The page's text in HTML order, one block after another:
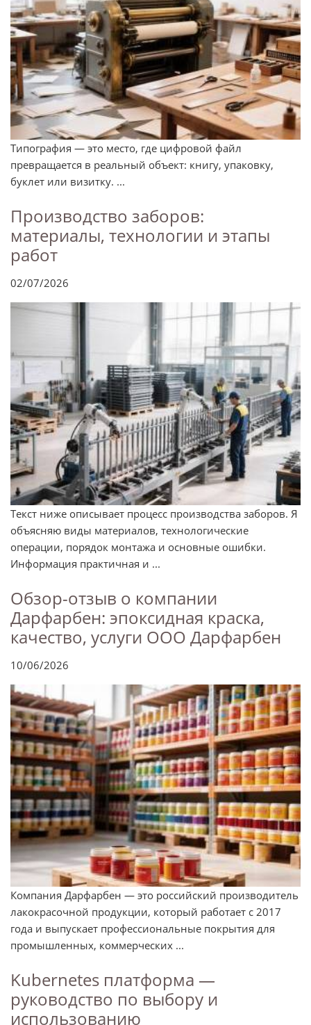
Типография — это место, где цифровой файл
превращается в реальный объект: книгу, упаковку,
буклет или визитку. ...
Производство заборов:
материалы, технологии и этапы
работ
02/07/2026
Текст ниже описывает процесс производства заборов. Я
объясняю виды материалов, технологические
операции, порядок монтажа и основные ошибки.
Информация практичная и ...
Обзор-отзыв о компании
Дарфарбен: эпоксидная краска,
качество, услуги ООО Дарфарбен
10/06/2026
Компания Дарфарбен — это российский производитель
лакокрасочной продукции, который работает с 2017
года и выпускает профессиональные покрытия для
промышленных, коммерческих ...
Kubernetes платформа —
руководство по выбору и
использованию